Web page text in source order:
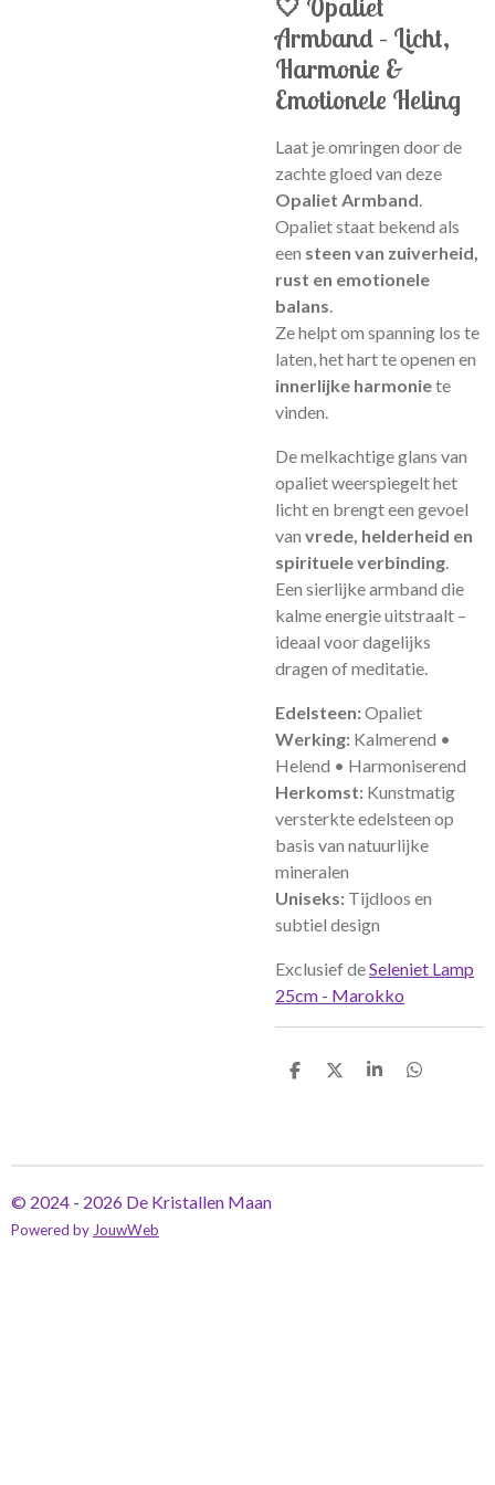
🤍 Opaliet
Armband – Licht,
Harmonie &
Emotionele Heling
Laat je omringen door de
zachte gloed van deze
Opaliet Armband.
Opaliet staat bekend als
een steen van zuiverheid,
rust en emotionele
balans.
Ze helpt om spanning los te
laten, het hart te openen en
innerlijke harmoniete
vinden.
De melkachtige glans van
opaliet weerspiegelt het
licht en brengt een gevoel
van vrede, helderheid en
spirituele verbinding.
Een sierlijke armband die
kalme energie uitstraalt –
ideaal voor dagelijks
dragen of meditatie.
Edelsteen:Opaliet
Werking: Kalmerend •
Helend • Harmoniserend
Herkomst: Kunstmatig
versterkte edelsteen op
basis van natuurlijke
mineralen
Uniseks: Tijdloos en
subtiel design
Exclusief deSeleniet Lamp
25cm - Marokko
D
D
S
D
© 2024 - 2026 De Kristallen Maan
Powered by JouwWeb